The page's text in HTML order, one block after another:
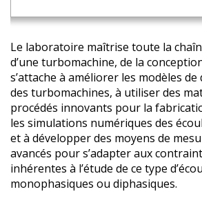
Le laboratoire maîtrise toute la
d’une turbomachine, de la
s’attache à améliorer les modèles
des turbomachines, à utiliser des
procédés innovants pour la
les simulations numériques des
et à développer des moyens de
avancés pour s’adapter aux
inhérentes à l’étude de ce type
monophasiques ou diphasiques.